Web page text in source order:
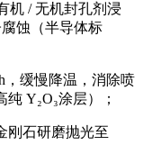
机 / 无机封孔剂浸
蚀（半导体标
，缓慢降温，消除喷
Y₂O₃涂层）；
刚石研磨抛光至